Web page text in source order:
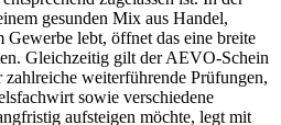
gesunden Mix aus Handel,
Gewerbe lebt, öffnet das eine breite
Gleichzeitig gilt der AEVO-Schein
weiterführende Prüfungen,
sowie verschiedene
aufsteigen möchte, legt mit